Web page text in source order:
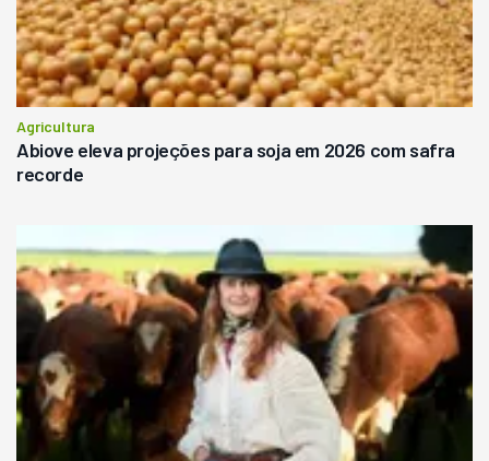
Agricultura
Abiove eleva projeções para soja em 2026 com safra
recorde